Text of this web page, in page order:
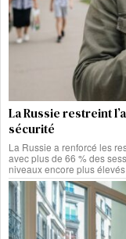
La Russie restreint
sécurité
La Russie a renforcé les
avec plus de 66 % des
niveaux encore plus